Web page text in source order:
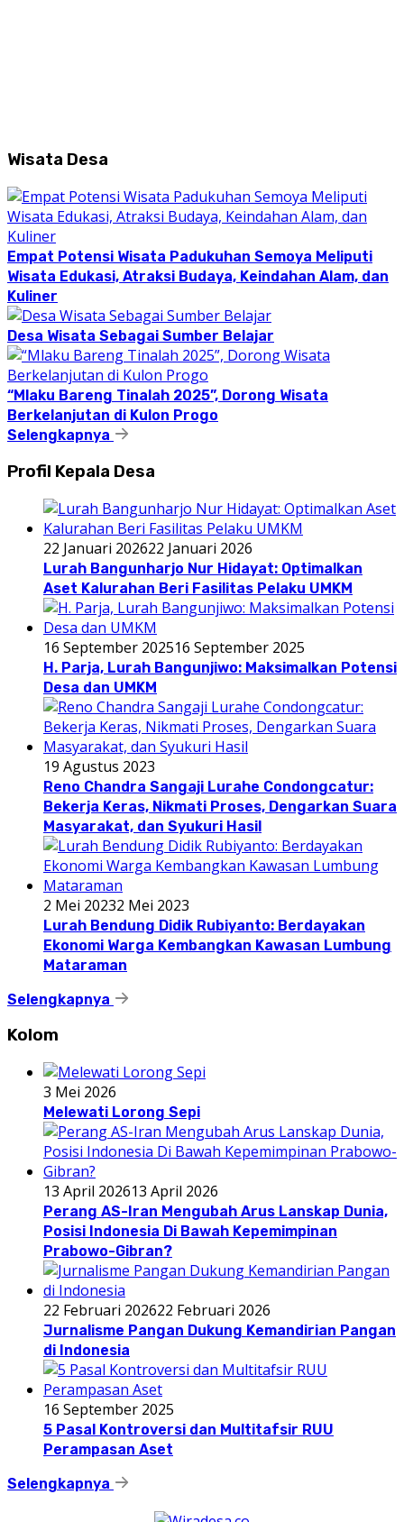
Wisata Desa
Empat Potensi Wisata Padukuhan Semoya Meliputi
Wisata Edukasi, Atraksi Budaya, Keindahan Alam, dan
Kuliner
Desa Wisata Sebagai Sumber Belajar
“Mlaku Bareng Tinalah 2025”, Dorong Wisata
Berkelanjutan di Kulon Progo
Selengkapnya
Profil Kepala Desa
22 Januari 202622 Januari 2026
Lurah Bangunharjo Nur Hidayat: Optimalkan
Aset Kalurahan Beri Fasilitas Pelaku UMKM
16 September 202516 September 2025
H. Parja, Lurah Bangunjiwo: Maksimalkan Potensi
Desa dan UMKM
19 Agustus 2023
Reno Chandra Sangaji Lurahe Condongcatur:
Bekerja Keras, Nikmati Proses, Dengarkan Suara
Masyarakat, dan Syukuri Hasil
2 Mei 20232 Mei 2023
Lurah Bendung Didik Rubiyanto: Berdayakan
Ekonomi Warga Kembangkan Kawasan Lumbung
Mataraman
Selengkapnya
Kolom
3 Mei 2026
Melewati Lorong Sepi
13 April 202613 April 2026
Perang AS-Iran Mengubah Arus Lanskap Dunia,
Posisi Indonesia Di Bawah Kepemimpinan
Prabowo-Gibran?
22 Februari 202622 Februari 2026
Jurnalisme Pangan Dukung Kemandirian Pangan
di Indonesia
16 September 2025
5 Pasal Kontroversi dan Multitafsir RUU
Perampasan Aset
Selengkapnya